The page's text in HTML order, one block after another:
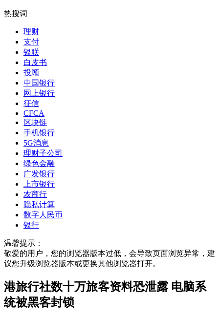
热搜词
理财
支付
银联
白皮书
投顾
中国银行
网上银行
征信
CFCA
区块链
手机银行
5G消息
理财子公司
绿色金融
广发银行
上市银行
农商行
隐私计算
数字人民币
银行
温馨提示：
敬爱的用户，您的浏览器版本过低，会导致页面浏览异常，建
议您升级浏览器版本或更换其他浏览器打开。
港旅行社数十万旅客资料恐泄露 电脑系
统被黑客封锁